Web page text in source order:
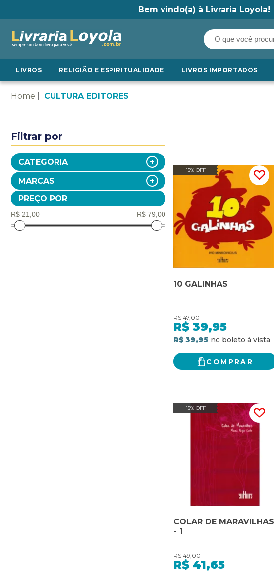
Bem vindo(a) à Livraria Loyola!
LIVROS RELIGIÃO E ESPIRITUALIDADE LIVROS IMPORTADOS
Home CULTURA EDITORES
Filtrar por
CATEGORIA
MARCAS
PREÇO POR
15% OFF
10 GALINHAS
R$ 47,00
R$ 39,95
R$ 39,95
COMPRAR
15% OFF
COLAR DE MARAVILHAS
- 1
R$ 49,00
R$ 41,65